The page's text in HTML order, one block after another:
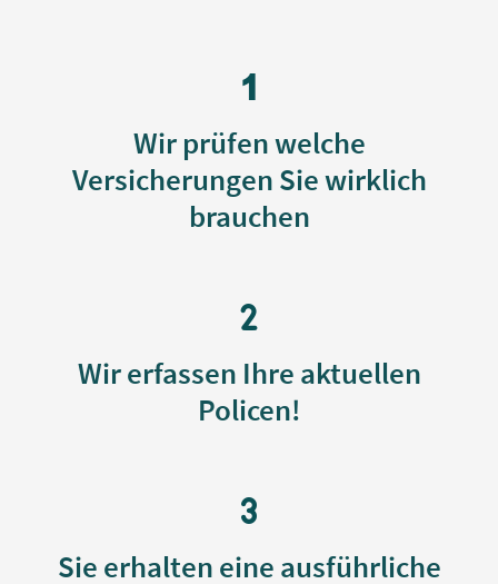
o
n
5
Wir prüfen welche
Versicherungen Sie wirklich
brauchen
Wir erfassen Ihre aktuellen
Policen!
Sie erhalten eine ausführliche